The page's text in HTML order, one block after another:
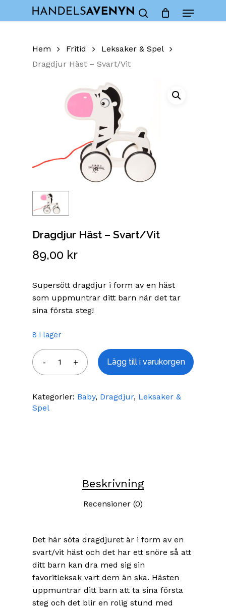
Menu
Cart Close
Hem Fritid
Leksaker & Spel
Dragdjur Häst – Svart/Vit
Dragdjur Häst – Svart/Vit
89,00 kr
Supersött dragdjur i form av en häst
som uppmuntrar ditt barn när det tar
sina första steg!
8 i lager
Lägg till i varukorgen
Kategorier: Baby, Dragdjur, Leksaker &
Spel
Beskrivning
Recensioner (0)
Det här söta dragdjuret är i form av en
svart/vit häst och det har ett snöre så att
ditt barn kan dra med sig sin
favoritleksak vart dem än ska. Hästen
uppmuntrar ditt barn att ta sina första
steg och det blir en rolig stund med